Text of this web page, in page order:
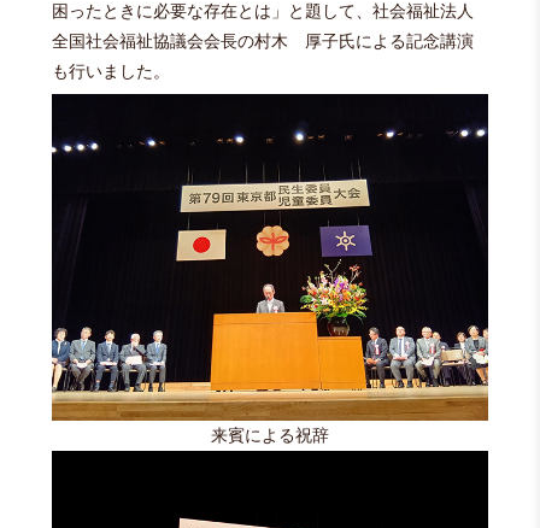
困ったときに必要な存在とは」と題して、社会福祉法人
全国社会福祉協議会会長の村木 厚子氏による記念講演
も行いました。
来賓による祝辞